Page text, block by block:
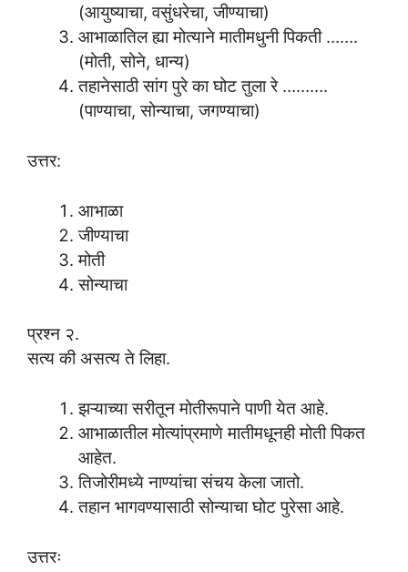
(आयुष्याचा, वसुंधरेचा, जीण्याचा)
आभाळातिल ह्या मोत्याने मातीमधुनी पिकती …….
(मोती, सोने, धान्य)
तहानेसाठी सांग पुरे का घोट तुला रे ……….
(पाण्याचा, सोन्याचा, जगण्याचा)
उत्तर:
आभाळा
जीण्याचा
मोती
सोन्याचा
प्रश्न २.
सत्य की असत्य ते लिहा.
झऱ्याच्या सरीतून मोतीरूपाने पाणी येत आहे.
आभाळातील मोत्यांप्रमाणे मातीमधूनही मोती पिकत
आहेत.
तिजोरीमध्ये नाण्यांचा संचय केला जातो.
तहान भागवण्यासाठी सोन्याचा घोट पुरेसा आहे.
उत्तरः